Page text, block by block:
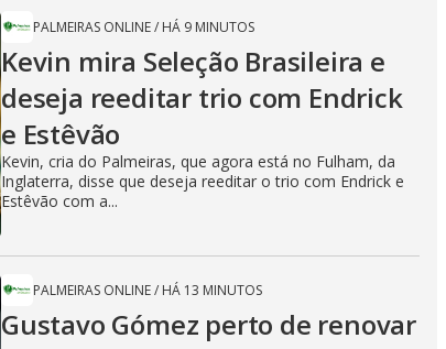
PALMEIRAS ONLINE/ HÁ 9 MINUTOS
Kevin mira Seleção Brasileira e
deseja reeditar trio com Endrick
e Estêvão
Kevin, cria do Palmeiras, que agora está no Fulham, da
Inglaterra, disse que deseja reeditar o trio com Endrick e
Estêvão com a...
PALMEIRAS ONLINE/ HÁ 13 MINUTOS
Gustavo Gómez perto de renovar